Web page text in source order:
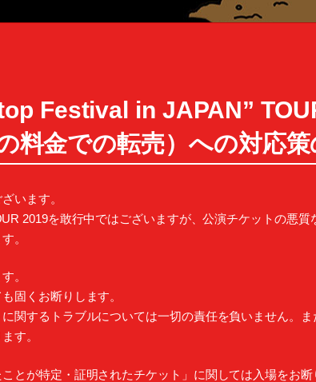
Festival in JAPAN”
料金での転売）への対応
います。
2019を敢行中ではございますが、公演チケットの悪
。
。
固くお断りします。
関するトラブルについては一切の責任を負いません。
す。
とが特定・証明されたチケット」に関しては入場をお断